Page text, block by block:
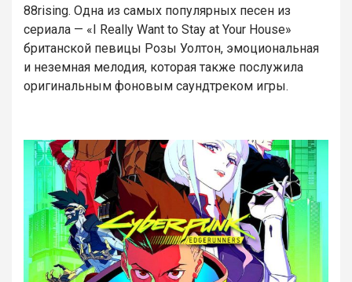
88rising. Одна из самых популярных песен из
сериала — «I Really Want to Stay at Your House»
британской певицы Розы Уолтон, эмоциональная
и неземная мелодия, которая также послужила
оригинальным фоновым саундтреком игры.